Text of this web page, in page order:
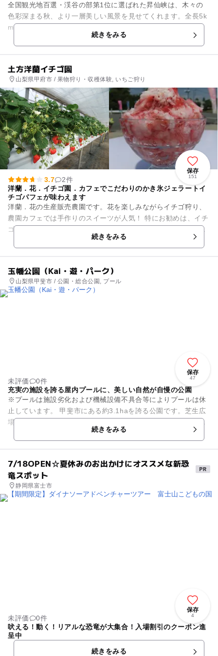
全国観光地百選・渓谷の部第1位に選ばれた昇仙峡は、木々の
色彩深まる秋、より一層美しい風景を見せてくれます。全長5k
mにも及ぶ一帯には、仙娥滝・大滝といった滝のほか、石門や
長潭橋などの見どころが多...続きをみる
土方洋蘭イチゴ園
山梨県甲府市 / 果物狩り・収穫体験, いちご狩り
保存
151
3.7
2件
洋蘭．花．イチゴ園．カフェでこだわりのかき氷ジェラートイ
チゴパフェが味わえます
洋蘭．花の生産販売農園です。花を楽しみながらイチゴ狩り、
農園カフェでは手作りのスイーツが人気！ 特にお勧めは、イチ
ゴ 桃のかき氷（無くなれば終了）、いちごパフェは特におス
続きをみる
玉幡公園（Kai・遊・パーク）
山梨県甲斐市 / 公園・総合公園, プール
保存
47
未評価
0件
充実の施設を誇る屋内プールに、美しい自然が自慢の公園
※プールは施設劣化および機械設備不具合等によりプールは休
止しています。 甲斐市にある約3.1haを誇る公園です。芝生広
場を中心に、遊具の広場や水遊びができる「修景のせせらぎ」
続きをみる
7/18OPEN☆夏休みのお出かけにオススメな新恐
竜スポット
静岡県富士市
保存
4
未評価
0件
吠える！動く！リアルな恐竜が大集合！入場割引のクーポン進
呈中
続きをみる